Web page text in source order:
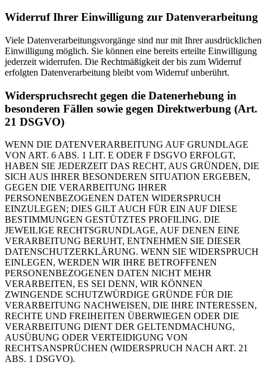
Widerruf Ihrer Einwilligung zur Datenverarbeitung
Viele Datenverarbeitungsvorgänge sind nur mit Ihrer ausdrücklichen
Einwilligung möglich. Sie können eine bereits erteilte Einwilligung
jederzeit widerrufen. Die Rechtmäßigkeit der bis zum Widerruf
erfolgten Datenverarbeitung bleibt vom Widerruf unberührt.
Widerspruchsrecht gegen die Datenerhebung in
besonderen Fällen sowie gegen Direktwerbung (Art.
21 DSGVO)
WENN DIE DATENVERARBEITUNG AUF GRUNDLAGE
VON ART. 6 ABS. 1 LIT. E ODER F DSGVO ERFOLGT,
HABEN SIE JEDERZEIT DAS RECHT, AUS GRÜNDEN, DIE
SICH AUS IHRER BESONDEREN SITUATION ERGEBEN,
GEGEN DIE VERARBEITUNG IHRER
PERSONENBEZOGENEN DATEN WIDERSPRUCH
EINZULEGEN; DIES GILT AUCH FÜR EIN AUF DIESE
BESTIMMUNGEN GESTÜTZTES PROFILING. DIE
JEWEILIGE RECHTSGRUNDLAGE, AUF DENEN EINE
VERARBEITUNG BERUHT, ENTNEHMEN SIE DIESER
DATENSCHUTZERKLÄRUNG. WENN SIE WIDERSPRUCH
EINLEGEN, WERDEN WIR IHRE BETROFFENEN
PERSONENBEZOGENEN DATEN NICHT MEHR
VERARBEITEN, ES SEI DENN, WIR KÖNNEN
ZWINGENDE SCHUTZWÜRDIGE GRÜNDE FÜR DIE
VERARBEITUNG NACHWEISEN, DIE IHRE INTERESSEN,
RECHTE UND FREIHEITEN ÜBERWIEGEN ODER DIE
VERARBEITUNG DIENT DER GELTENDMACHUNG,
AUSÜBUNG ODER VERTEIDIGUNG VON
RECHTSANSPRÜCHEN (WIDERSPRUCH NACH ART. 21
ABS. 1 DSGVO).